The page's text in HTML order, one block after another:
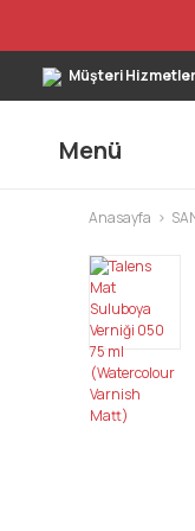
Müşteri
Menü
Anasayfa